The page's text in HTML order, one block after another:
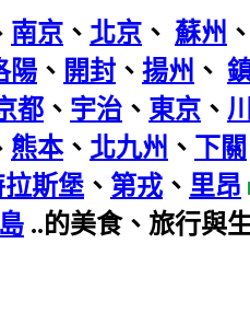
南京 、 北京 、 蘇州 、
陽 、 開封 、 揚州 、
都 、 宇治 、 東京 、
熊本、 北九州 、 下關
拉斯堡 、 第戎 、 里昂
..的美食、旅行與